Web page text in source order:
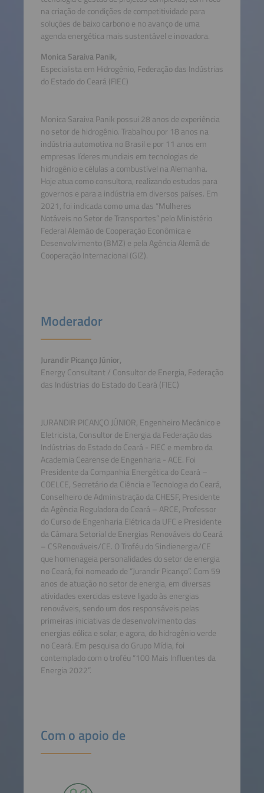
na criação de condições de competitividade para
soluções de baixo carbono e no avanço de uma
agenda energética mais sustentável e inovadora.
Monica Saraiva Panik,
Especialista em Hidrogênio, Federação das Indústrias
do Estado do Ceará (FIEC)
Monica Saraiva Panik possui 28 anos de experiência
no setor de hidrogênio. Trabalhou por 18 anos na
indústria automotiva no Brasil e por 11 anos em
empresas líderes mundiais em tecnologias de
hidrogênio e células a combustível na Alemanha.
Hoje atua como consultora, realizando estudos para
governos e para a indústria em diversos países. Em
2021, foi indicada como uma das “Mulheres
Notáveis no Setor de Transportes” pelo Ministério
Federal Alemão de Cooperação Econômica e
Desenvolvimento (BMZ) e pela Agência Alemã de
Cooperação Internacional (GIZ).
Moderador
Jurandir Picanço Júnior,
Energy Consultant / Consultor de Energia, Federação
das Indústrias do Estado do Ceará (FIEC)
JURANDIR PICANÇO JÚNIOR, Engenheiro Mecânico e
Eletricista, Consultor de Energia da Federação das
Indústrias do Estado do Ceará - FIEC e membro da
Academia Cearense de Engenharia - ACE. Foi
Presidente da Companhia Energética do Ceará –
COELCE, Secretário da Ciência e Tecnologia do Ceará,
Conselheiro de Administração da CHESF, Presidente
da Agência Reguladora do Ceará – ARCE, Professor
do Curso de Engenharia Elétrica da UFC e Presidente
da Câmara Setorial de Energias Renováveis do Ceará
– CSRenováveis/CE. O Troféu do Sindienergia/CE
que homenageia personalidades do setor de energia
no Ceará, foi nomeado de “Jurandir Picanço”. Com 59
anos de atuação no setor de energia, em diversas
atividades exercidas esteve ligado às energias
renováveis, sendo um dos responsáveis pelas
primeiras iniciativas de desenvolvimento das
energias eólica e solar, e agora, do hidrogênio verde
no Ceará. Em pesquisa do Grupo Mídia, foi
contemplado com o troféu “100 Mais Influentes da
Energia 2022”.
Com o apoio de